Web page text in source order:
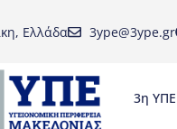
Ελλάδα 3ype@3ype.gr
3η ΥΠΕ